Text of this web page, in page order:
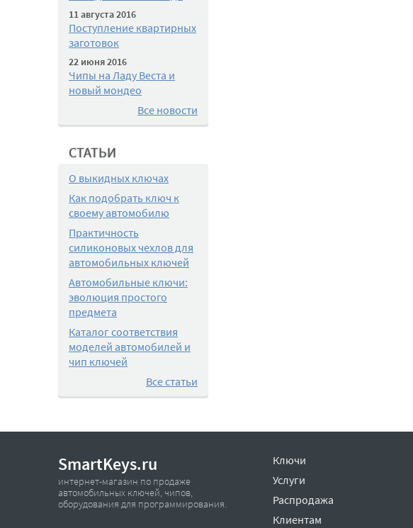
11 августа 2016
Поступление квартирных
заготовок
22 июня 2016
Чипы на Ладу Веста и
новый мондео
Все новости
СТАТЬИ
О выкидных ключах
Как подобрать ключ к
своему автомобилю
Практичность
силиконовых чехлов для
автомобильных ключей
Автомобильные ключи:
эволюция простого
предмета
Каталог соответствия
моделей автомобилей и
чип ключей
Все статьи
SmartKeys.ru
интернет-магазин по продаже
автомобильных ключей, чипов,
оборудования для программирования.
Ключи
Услуги
Распродажа
Клиентам